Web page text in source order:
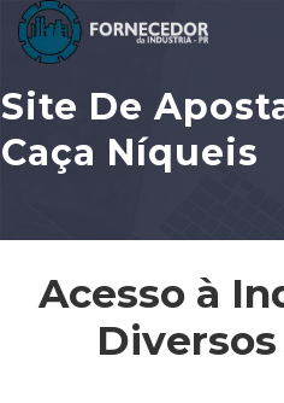
Site De
Caça Níqueis
Acesso à